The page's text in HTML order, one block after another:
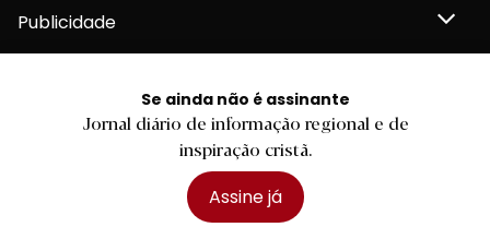
Se ainda não é assinante
Jornal diário de informação regional e de
inspiração cristã.
Assine já
Publicidade
Privacidade e Cookies
Declaração de compromisso FSC®
Política de Confidencialidade